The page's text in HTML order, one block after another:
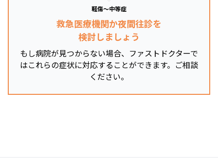
軽傷～中等症
救急医療機関か夜間往診を
検討しましょう
もし病院が見つからない場合、ファストドクターで
はこれらの症状に対応することができます。ご相談
ください。